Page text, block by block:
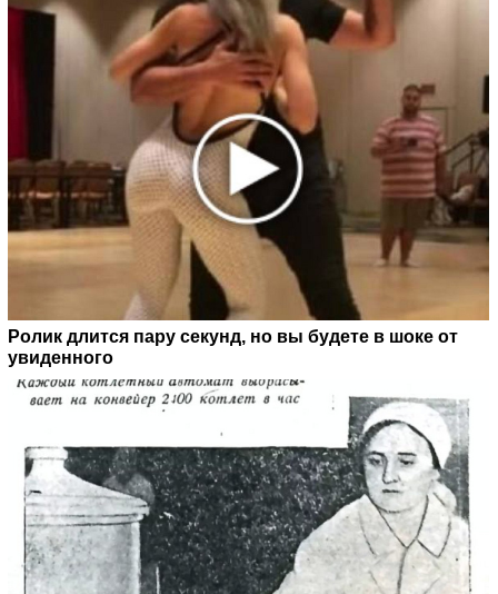
Ролик длится пару секунд, но вы будете в шоке от
увиденного